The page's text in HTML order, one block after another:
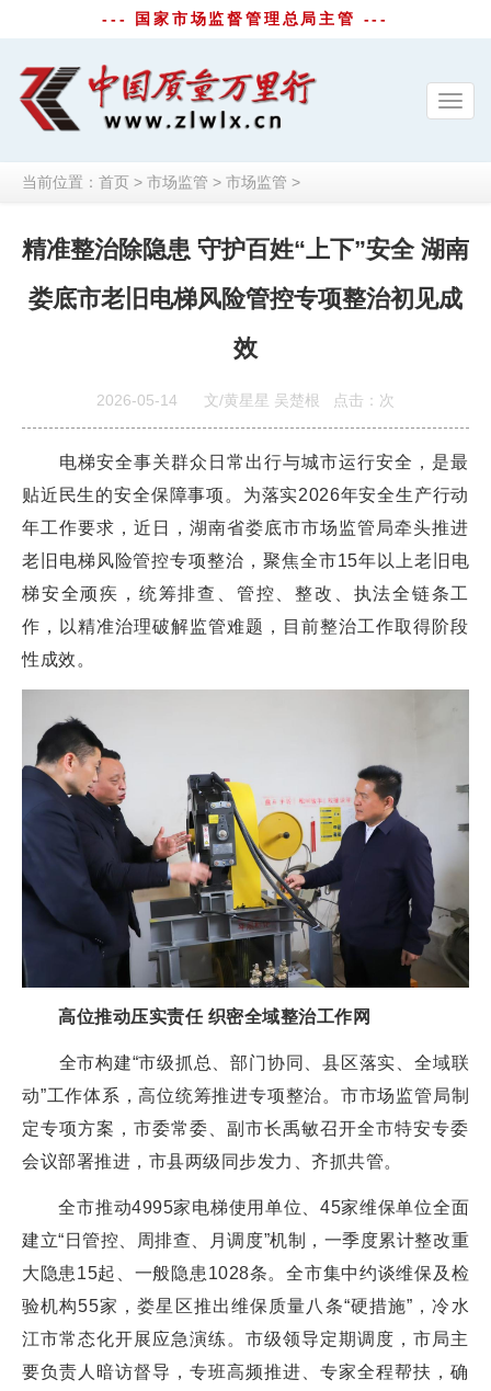
--- 国家市场监督管理总局主管 ---
当前位置： 首页 > 市场监管 > 市场监管 >
精准整治除隐患 守护百姓“上下”安全 湖南
娄底市老旧电梯风险管控专项整治初见成
效
2026-05-14 文/黄星星 吴楚根 点击： 次
电梯安全事关群众日常出行与城市运行安全，是最
贴近民生的安全保障事项。为落实2026年安全生产行动
年工作要求，近日，湖南省娄底市市场监管局牵头推进
老旧电梯风险管控专项整治，聚焦全市15年以上老旧电
梯安全顽疾，统筹排查、管控、整改、执法全链条工
作，以精准治理破解监管难题，目前整治工作取得阶段
性成效。
高位推动压实责任 织密全域整治工作网
全市构建“市级抓总、部门协同、县区落实、全域联
动”工作体系，高位统筹推进专项整治。市市场监管局制
定专项方案，市委常委、副市长禹敏召开全市特安专委
会议部署推进，市县两级同步发力、齐抓共管。
全市推动4995家电梯使用单位、45家维保单位全面
建立“日管控、周排查、月调度”机制，一季度累计整改重
大隐患15起、一般隐患1028条。全市集中约谈维保及检
验机构55家，娄星区推出维保质量八条“硬措施”，冷水
江市常态化开展应急演练。市级领导定期调度，市局主
要负责人暗访督导，专班高频推进、专家全程帮扶，确